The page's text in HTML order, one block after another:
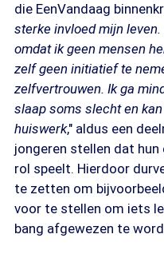
die EenVandaag
sterke invloed mijn
omdat ik geen mensen
zelf geen initiatief te
zelfvertrouwen. Ik ga
slaap soms slecht en
huiswerk," aldus een
jongeren stellen dat
rol speelt. Hierdoor
te zetten om
voor te stellen om iets
bang afgewezen te